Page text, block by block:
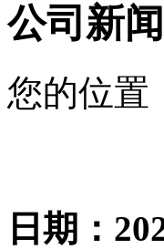
公司新闻
您的位置
日期：